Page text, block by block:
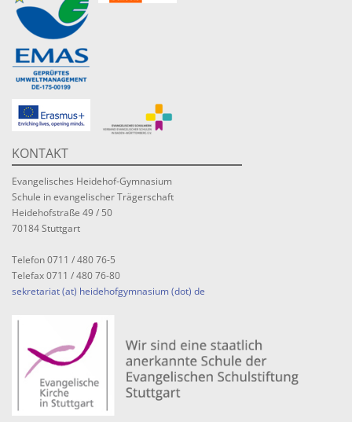
KONTAKT
Evangelisches Heidehof-Gymnasium
Schule in evangelischer Trägerschaft
Heidehofstraße 49 / 50
70184 Stuttgart
Telefon 0711 / 480 76-5
Telefax 0711 / 480 76-80
sekretariat (at) heidehofgymnasium (dot) de